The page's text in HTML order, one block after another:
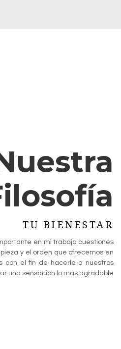
TU BIENESTAR
en mi trabajo cuestiones
y el orden que ofrecemos en
con el fin de hacerle a nuestros
una sensación lo más agradable